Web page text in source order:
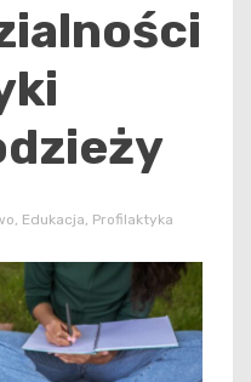
Edukacja Profilaktyka